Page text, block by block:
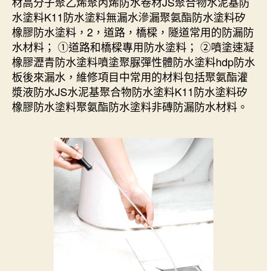
水塗料K11防水塗料無漏水滲漏聚氨酯防水塗料矽
橡膠防水塗料，2，道路，橋樑，隧道常用的防漏防
水材料； ①道路和橋樑專用防水塗料； ②噴塗速凝
橡膠瀝青防水塗料噴塗聚脲彈性體防水塗料hdp防水
板後來漏水，維修項目中常用的材料包括聚氨酯灌
漿液防水JS水泥基聚合物防水塗料K11防水塗料矽
橡膠防水塗料聚氨酯防水塗料非磚防漏防水材料。